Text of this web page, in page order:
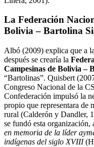
La Federación
Bolivia – Bartolina
Albó (2009) explica que a
después se crearía la
Campesinas de Bolivia –
“Bartolinas”. Quisbert
Congreso Nacional de la
Confederación impulsó la
propio que representara de
rural (Calderón y Dandler,
se fundó esta organización,
en memoria de la líder
indígenas del siglo XVIII